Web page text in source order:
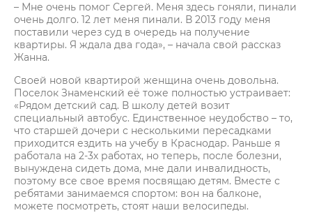
– Мне очень помог Сергей. Меня здесь гоняли, пинали
очень долго. 12 лет меня пинали. В 2013 году меня
поставили через суд в очередь на получение
квартиры. Я ждала два года», – начала свой рассказ
Жанна.
Своей новой квартирой женщина очень довольна.
Поселок Знаменский её тоже полностью устраивает:
«Рядом детский сад. В школу детей возит
специальный автобус. Единственное неудобство – то,
что старшей дочери с несколькими пересадками
приходится ездить на учебу в Краснодар. Раньше я
работала на 2-3х работах, но теперь, после болезни,
вынуждена сидеть дома, мне дали инвалидность,
поэтому все свое время посвящаю детям. Вместе с
ребятами занимаемся спортом: вон на балконе,
можете посмотреть, стоят наши велосипеды.